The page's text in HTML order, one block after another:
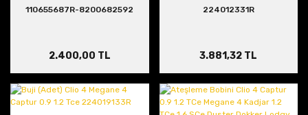
110655687R-8200682592
2.400,00 TL
224012331R
3.881,32 TL